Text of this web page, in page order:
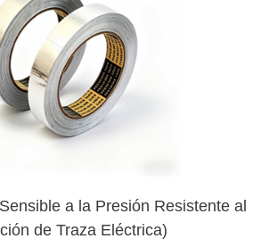
a la Presión Resistente al
de Traza Eléctrica)